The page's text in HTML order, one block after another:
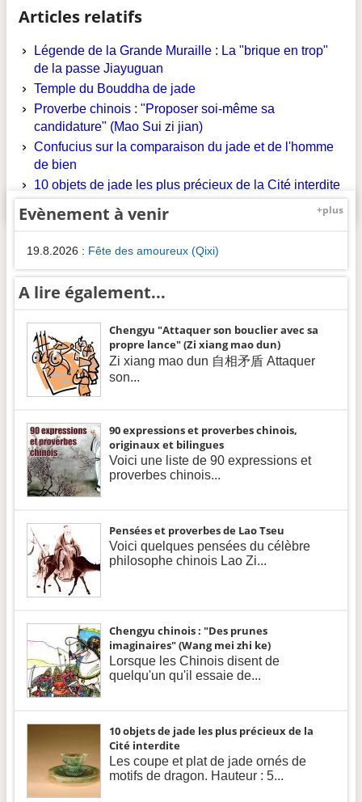
Articles relatifs
Légende de la Grande Muraille : La "brique en trop"
de la passe Jiayuguan
Temple du Bouddha de jade
Proverbe chinois : "Proposer soi-même sa
candidature" (Mao Sui zi jian)
Confucius sur la comparaison du jade et de l'homme
de bien
10 objets de jade les plus précieux de la Cité interdite
+plus
Evènement à venir
19.8.2026 : Fête des amoureux (Qixi)
A lire également...
Chengyu "Attaquer son bouclier avec sa
propre lance" (Zi xiang mao dun)
Zi xiang mao dun 自相矛盾 Attaquer
son...
90 expressions et proverbes chinois,
originaux et bilingues
Voici une liste de 90 expressions et
proverbes chinois...
Pensées et proverbes de Lao Tseu
Voici quelques pensées du célèbre
philosophe chinois Lao Zi...
Chengyu chinois : "Des prunes
imaginaires" (Wang mei zhi ke)
Lorsque les Chinois disent de
quelqu'un qu'il essaie de...
10 objets de jade les plus précieux de la
Cité interdite
Les coupe et plat de jade ornés de
motifs de dragon. Hauteur : 5...